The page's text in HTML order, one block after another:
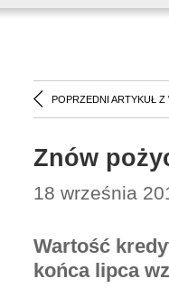
POPRZEDNI ARTYKUŁ Z
Znów
18 września
Wartość
końca lipca